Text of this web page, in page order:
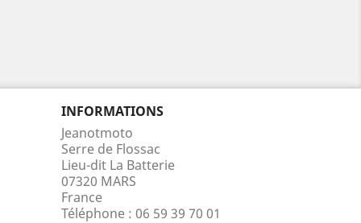
INFORMATIONS
Jeanotmoto
Serre de Flossac
Lieu-dit La Batterie
07320 MARS
France
Téléphone : 06 59 39 70 01